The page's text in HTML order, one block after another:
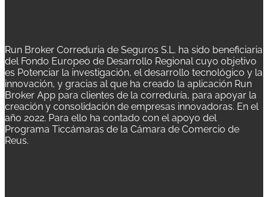
Run Broker Correduria de Seguros S.L. ha sido beneficiaria
del Fondo Europeo de Desarrollo Regional cuyo objetivo
es Potenciar la investigación, el desarrollo tecnológico y la
innovación, y gracias al que ha creado la aplicación Run
Broker App para clientes de la correduría, para apoyar la
creación y consolidación de empresas innovadoras. En el
año 2022. Para ello ha contado con el apoyo del
Programa Ticcámaras de la Cámara de Comercio de
Reus.